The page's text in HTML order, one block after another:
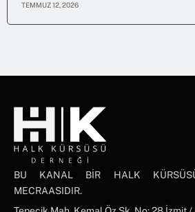
TEMMUZ 12, 2026
BU KANAL BİR HALK
MECRAASIDIR.